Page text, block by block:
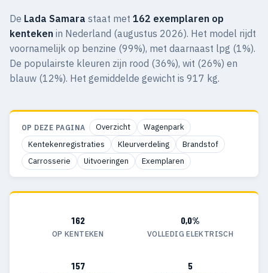
De Lada Samara staat met 162 exemplaren op
kenteken in Nederland (augustus 2026). Het model rijdt
voornamelijk op benzine (99%), met daarnaast lpg (1%).
De populairste kleuren zijn rood (36%), wit (26%) en
blauw (12%). Het gemiddelde gewicht is 917 kg.
OP DEZE PAGINA Overzicht
Wagenpark
Kentekenregistraties
Kleurverdeling
Brandstof
Carrosserie
Uitvoeringen Exemplaren
162
OP KENTEKEN
0,0%
VOLLEDIG ELEKTRISCH
157 5